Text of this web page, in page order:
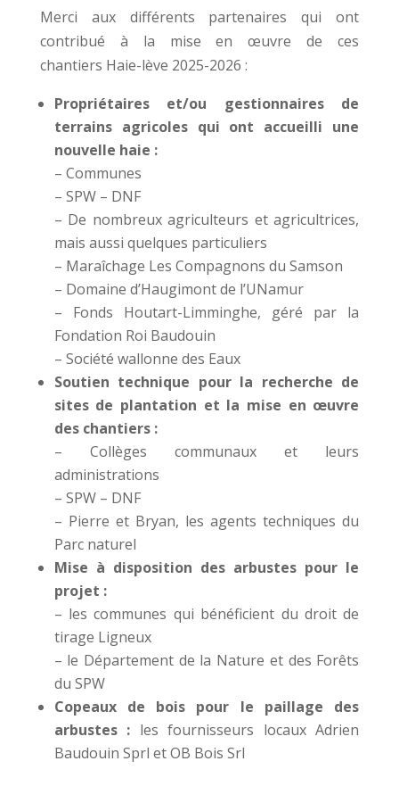
Merci aux différents partenaires qui ont
contribué à la mise en œuvre de ces
chantiers Haie-lève 2025-2026 :
Propriétaires et/ou gestionnaires de
terrains agricoles qui ont accueilli une
nouvelle haie :
– Communes
– SPW – DNF
– De nombreux agriculteurs et agricultrices,
mais aussi quelques particuliers
– Maraîchage Les Compagnons du Samson
– Domaine d’Haugimont de l’UNamur
– Fonds Houtart-Limminghe, géré par la
Fondation Roi Baudouin
– Société wallonne des Eaux
Soutien technique pour la recherche de
sites de plantation et la mise en œuvre
des chantiers :
– Collèges communaux et leurs
administrations
– SPW – DNF
– Pierre et Bryan, les agents techniques du
Parc naturel
Mise à disposition des arbustes pour le
projet :
– les communes qui bénéficient du droit de
tirage Ligneux
– le Département de la Nature et des Forêts
du SPW
Copeaux de bois pour le paillage des
arbustes : les fournisseurs locaux Adrien
Baudouin Sprl et OB Bois Srl